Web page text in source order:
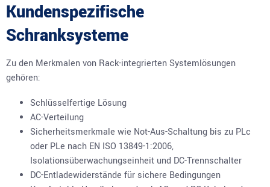
Kundenspezifische
Schranksysteme
Zu den Merkmalen von Rack-integrierten Systemlösungen
gehören:
Schlüsselfertige Lösung
AC-Verteilung
Sicherheitsmerkmale wie Not-Aus-Schaltung bis zu PLc
oder PLe nach EN ISO 13849-1:2006,
Isolationsüberwachungseinheit und DC-Trennschalter
DC-Entladewiderstände für sichere Bedingungen